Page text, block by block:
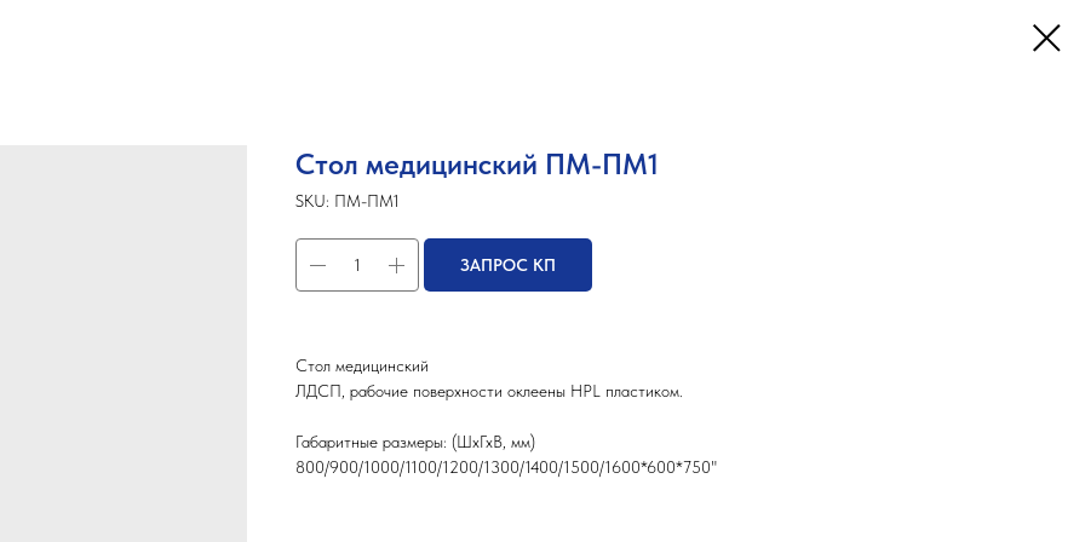
Стол медицинский ПМ-ПМ1
SKU: ПМ-ПМ1
ЗАПРОС КП
Стол медицинский
ЛДСП, рабочие поверхности оклеены HPL пластиком.
Габаритные размеры: (ШхГхВ, мм)
800/900/1000/1100/1200/1300/1400/1500/1600*600*750"